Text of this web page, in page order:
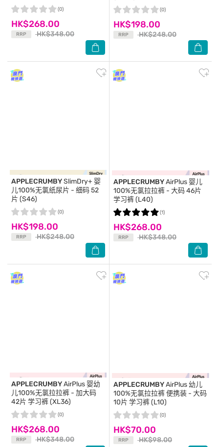
HK$268.00
RRP HK$348.00
(0)
HK$198.00
RRP HK$248.00
(0)
APPLECRUMBYSlimDry+ 婴
儿100%无氯纸尿片 - 细码 52
片 (S46)
HK$198.00
RRP HK$248.00
(0)
APPLECRUMBYAirPlus 婴儿
100%无氯拉拉裤 - 大码 46片
学习裤 (L40)
HK$268.00
RRP HK$348.00
(1)
APPLECRUMBYAirPlus 婴幼
儿100%无氯拉拉裤 - 加大码
42片 学习裤 (XL36)
HK$268.00
RRP HK$348.00
(0)
APPLECRUMBYAirPlus 幼儿
100%无氯拉拉裤 便携装 - 大码
10片 学习裤 (L10)
HK$70.00
RRP HK$98.00
(0)